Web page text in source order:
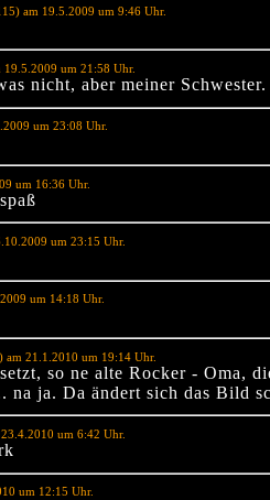
am 19.5.2009 um 9:46 Uhr.
19.5.2009 um 21:58 Uhr.
nicht, aber meiner Schwester.
um 23:08 Uhr.
um 16:36 Uhr.
um 23:15 Uhr.
um 14:18 Uhr.
am 21.1.2010 um 19:14 Uhr.
so ne alte Rocker - Oma,
na ja. Da ändert sich das Bild
um 6:42 Uhr.
um 12:15 Uhr.